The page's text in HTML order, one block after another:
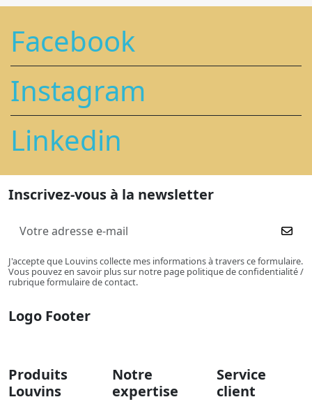
Facebook
Instagram
Linkedin
Inscrivez-vous à la newsletter
J'accepte que Louvins collecte mes informations à travers ce formulaire.
Vous pouvez en savoir plus sur notre page politique de confidentialité /
rubrique formulaire de contact.
Logo Footer
Produits
Louvins
Notre
expertise
Service
client